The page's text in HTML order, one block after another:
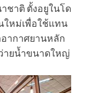
ชาติ ตั้งอยูในโด
ใหม่เพื่อใช้แทน
ากาศยานหลัก
ายน้ำขนาดใหญ่